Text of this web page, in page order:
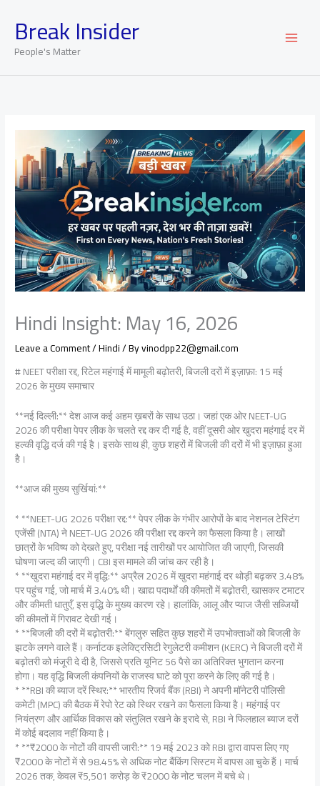
contentBreak Insider
People's Matter
Hindi Insight: May 16, 2026
Leave a Comment/Hindi/ Byvinodpp22@gmail.com
# NEET परीक्षा रद्द, रिटेल महंगाई में मामूली बढ़ोतरी, बिजली दरों में इज़ाफ़ा: 15 मई
2026 के मुख्य समाचार
**नई दिल्ली:** देश आज कई अहम ख़बरों के साथ उठा। जहां एक ओर NEET-UG
2026 की परीक्षा पेपर लीक के चलते रद्द कर दी गई है, वहीं दूसरी ओर खुदरा महंगाई दर में
हल्की वृद्धि दर्ज की गई है। इसके साथ ही, कुछ शहरों में बिजली की दरों में भी इज़ाफ़ा हुआ
है।
**आज की मुख्य सुर्खियां:**
* **NEET-UG 2026 परीक्षा रद्द:** पेपर लीक के गंभीर आरोपों के बाद नेशनल टेस्टिंग
एजेंसी (NTA) ने NEET-UG 2026 की परीक्षा रद्द करने का फैसला किया है। लाखों
छात्रों के भविष्य को देखते हुए, परीक्षा नई तारीखों पर आयोजित की जाएगी, जिसकी
घोषणा जल्द की जाएगी। CBI इस मामले की जांच कर रही है।
* **खुदरा महंगाई दर में वृद्धि:** अप्रैल 2026 में खुदरा महंगाई दर थोड़ी बढ़कर 3.48%
पर पहुंच गई, जो मार्च में 3.40% थी। खाद्य पदार्थों की कीमतों में बढ़ोतरी, खासकर टमाटर
और कीमती धातुएँ, इस वृद्धि के मुख्य कारण रहे। हालांकि, आलू और प्याज जैसी सब्जियों
की कीमतों में गिरावट देखी गई।
* **बिजली की दरों में बढ़ोतरी:** बेंगलुरु सहित कुछ शहरों में उपभोक्ताओं को बिजली के
झटके लगने वाले हैं। कर्नाटक इलेक्ट्रिसिटी रेगुलेटरी कमीशन (KERC) ने बिजली दरों में
बढ़ोतरी को मंजूरी दे दी है, जिससे प्रति यूनिट 56 पैसे का अतिरिक्त भुगतान करना
होगा। यह वृद्धि बिजली कंपनियों के राजस्व घाटे को पूरा करने के लिए की गई है।
* **RBI की ब्याज दरें स्थिर:** भारतीय रिजर्व बैंक (RBI) ने अपनी मॉनेटरी पॉलिसी
कमेटी (MPC) की बैठक में रेपो रेट को स्थिर रखने का फैसला किया है। महंगाई पर
नियंत्रण और आर्थिक विकास को संतुलित रखने के इरादे से, RBI ने फिलहाल ब्याज दरों
में कोई बदलाव नहीं किया है।
* **₹2000 के नोटों की वापसी जारी:** 19 मई 2023 को RBI द्वारा वापस लिए गए
₹2000 के नोटों में से 98.45% से अधिक नोट बैंकिंग सिस्टम में वापस आ चुके हैं। मार्च
2026 तक, केवल ₹5,501 करोड़ के ₹2000 के नोट चलन में बचे थे।